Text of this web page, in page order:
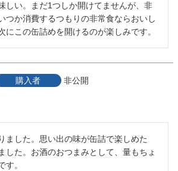
しい。まだ1つしか開けてませんが、非
つか消費するつもりの非常食ならおいし
にこの缶詰めを開けるのが楽しみです。
購入者
非公開
ました。思い出の味が缶詰で楽しめた
した。お酒のおつまみとして、量もちょ
す。